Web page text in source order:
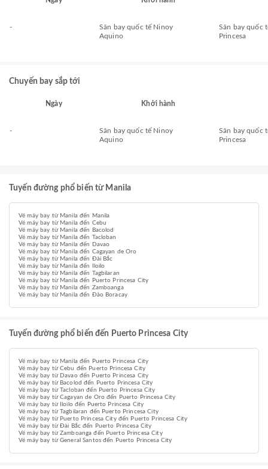
-
Sân bay quốc tế Ninoy
Aquino
Sân bay quốc
Princesa
Chuyến bay sắp tới
Ngày Khởi hành
-
Sân bay quốc tế Ninoy
Aquino
Sân bay quốc
Princesa
Tuyến đường phổ biến từ Manila
Vé máy bay từ Manila đến Manila
Vé máy bay từ Manila đến Cebu
Vé máy bay từ Manila đến Bacolod
Vé máy bay từ Manila đến Tacloban
Vé máy bay từ Manila đến Davao
Vé máy bay từ Manila đến Cagayan de Oro
Vé máy bay từ Manila đến Đài Bắc
Vé máy bay từ Manila đến Iloilo
Vé máy bay từ Manila đến Tagbilaran
Vé máy bay từ Manila đến Puerto Princesa City
Vé máy bay từ Manila đến Zamboanga
Vé máy bay từ Manila đến Đảo Boracay
Tuyến đường phổ biến đến Puerto Princesa City
Vé máy bay từ Manila đến Puerto Princesa City
Vé máy bay từ Cebu đến Puerto Princesa City
Vé máy bay từ Davao đến Puerto Princesa City
Vé máy bay từ Bacolod đến Puerto Princesa City
Vé máy bay từ Tacloban đến Puerto Princesa City
Vé máy bay từ Cagayan de Oro đến Puerto Princesa City
Vé máy bay từ Iloilo đến Puerto Princesa City
Vé máy bay từ Tagbilaran đến Puerto Princesa City
Vé máy bay từ Puerto Princesa City đến Puerto Princesa City
Vé máy bay từ Đài Bắc đến Puerto Princesa City
Vé máy bay từ Zamboanga đến Puerto Princesa City
Vé máy bay từ General Santos đến Puerto Princesa City